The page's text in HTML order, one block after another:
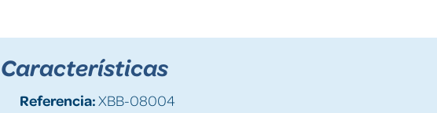
Características
Referencia:XBB-08004